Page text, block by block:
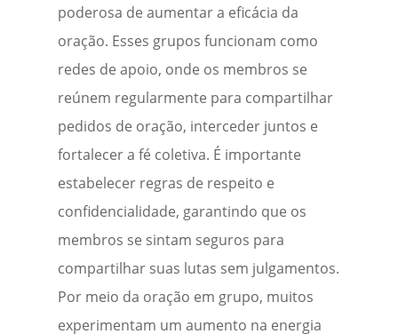
poderosa de aumentar a eficácia da
oração. Esses grupos funcionam como
redes de apoio, onde os membros se
reúnem regularmente para compartilhar
pedidos de oração, interceder juntos e
fortalecer a fé coletiva. É importante
estabelecer regras de respeito e
confidencialidade, garantindo que os
membros se sintam seguros para
compartilhar suas lutas sem julgamentos.
Por meio da oração em grupo, muitos
experimentam um aumento na energia